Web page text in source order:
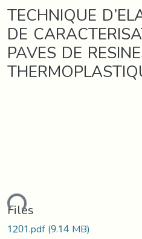
TECHNIQUE
DE
PAVES DE
Files
1201.pdf(9.14 MB)